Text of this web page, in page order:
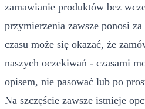
zamawianie produktów bez
przymierzenia zawsze ponosi
czasu może się okazać, że
naszych oczekiwań - czasami
opisem, nie pasować lub po
Na szczęście zawsze istnieje